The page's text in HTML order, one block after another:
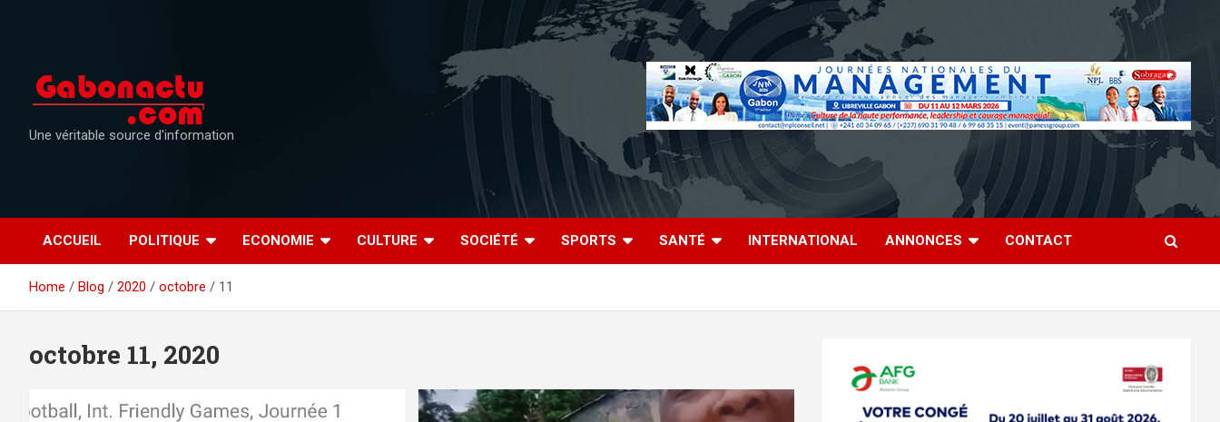
Une véritable source d'information
ACCUEIL POLITIQUE ECONOMIE CULTURE SOCIÉTÉ SPORTS SANTÉ INTERNATIONAL ANNONCES CONTACT
Home Blog 2020 octobre 11
octobre 11, 2020